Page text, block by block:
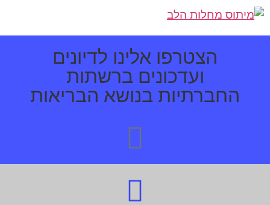
הצטרפו אלינו לדיונים
ועדכונים ברשתות
החברתיות בנושא הבריאות